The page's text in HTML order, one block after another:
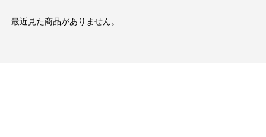
最近見た商品がありません。